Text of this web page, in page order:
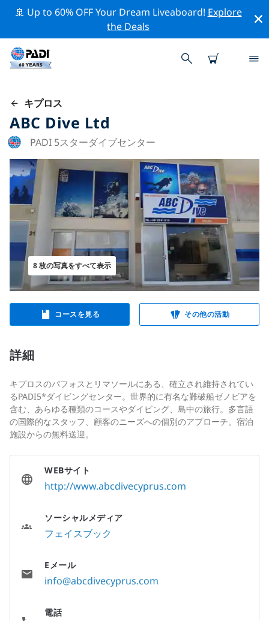
🚢 Up to 60% OFF Your Dream Liveaboard! Explore
the Deals
キプロス
ABC Dive Ltd
PADI 5スターダイブセンター
8 枚の写真をすべて表示
コースを見る その他の活動
詳細
キプロスのパフォスとリマソールにある、確立され維持されてい
るPADI5*ダイビングセンター。世界的に有名な難破船ゼノビアを
含む、あらゆる種類のコースやダイビング、島中の旅行。多言語
の国際的なスタッフ、顧客のニーズへの個別のアプローチ。宿泊
施設からの無料送迎。
WEBサイト
http://www.abcdivecyprus.com
ソーシャルメディア
フェイスブック
Eメール
info@abcdivecyprus.com
電話